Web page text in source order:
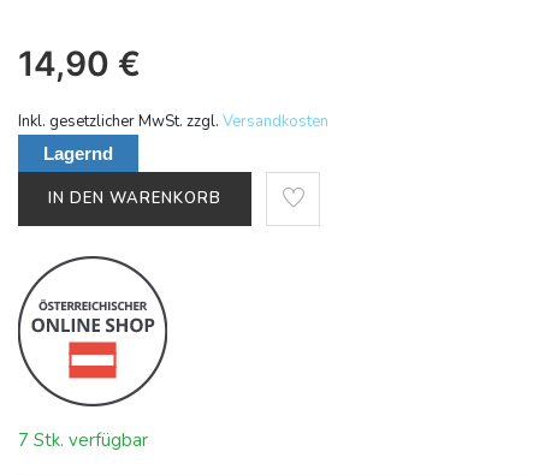
14,90 €
Inkl. gesetzlicher MwSt. zzgl. Versandkosten
Lagernd
IN DEN WARENKORB
7 Stk. verfügbar